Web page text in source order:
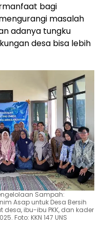
bagi
masalah
adanya tungku
desa bisa lebih
Sampah:
Asap untuk Desa Bersih
ibu-ibu PKK, dan kader
Foto: KKN 147 UNS